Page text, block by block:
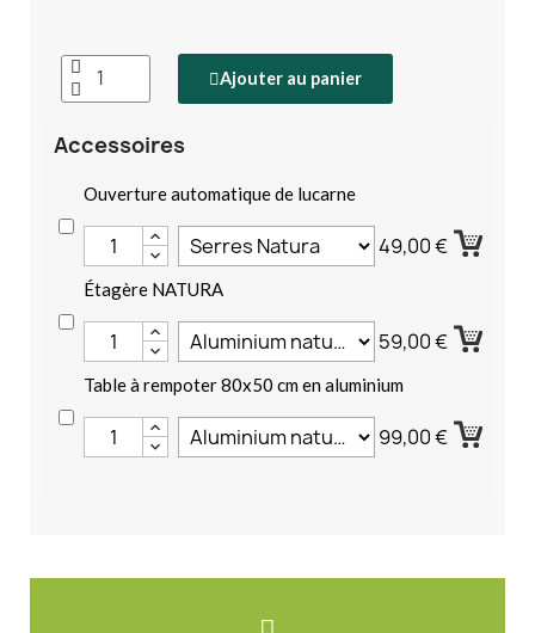
Ajouter au panier
Accessoires
Ouverture automatique de lucarne
49,00 €
Étagère NATURA
59,00 €
Table à rempoter 80x50 cm en aluminium
99,00 €